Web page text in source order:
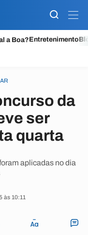
a Boa?Entretenimento
da
ser
quarta
aplicadas no dia
às 10:11